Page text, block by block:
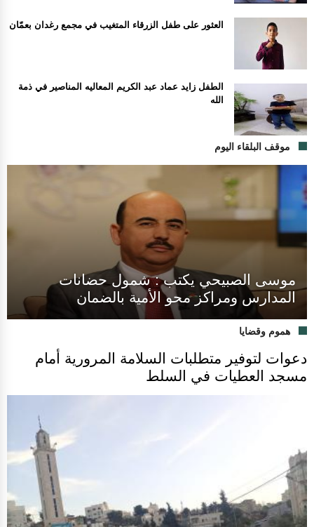
العثور على طفل الزرقاء المتغيب في مجمع رغدان بعمّان
الطفل زايد عماد عبد الكريم المعاليه المناصير في ذمة
الله
موقف البلقاء اليوم
موسى الصبيحي يكتب : شمول حضانات
المدارس ومراكز محو الأمية بالضمان
هموم وقضايا
دعوات لتوفير متطلبات السلامة المرورية أمام
مسجد العطيات في السلط